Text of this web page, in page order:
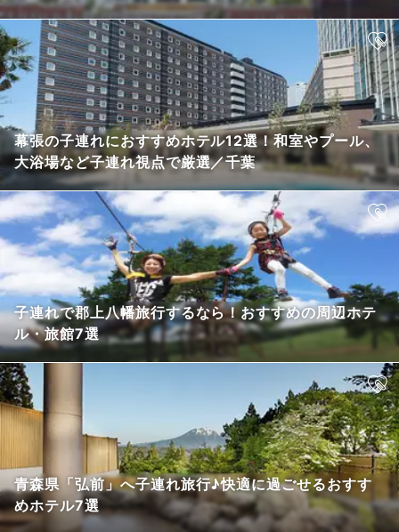
幕張の子連れにおすすめホテル12選！和室やプール、
大浴場など子連れ視点で厳選／千葉
子連れで郡上八幡旅行するなら！おすすめの周辺ホテ
ル・旅館7選
青森県「弘前」へ子連れ旅行♪快適に過ごせるおすす
めホテル7選